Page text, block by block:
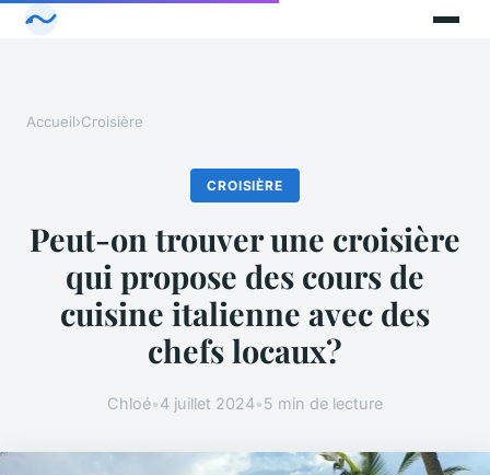
Accueil›Croisière
CROISIÈRE
Peut-on trouver une croisière
qui propose des cours de
cuisine italienne avec des
chefs locaux?
Chloé•4 juillet 2024•5 min de lecture